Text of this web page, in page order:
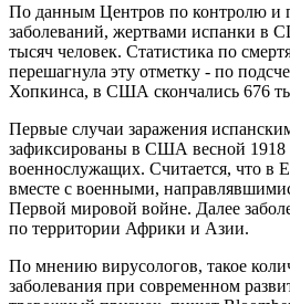
По данным Центров по контролю и
заболеваний, жертвами испанки в
тысяч человек. Статистика по
перешагнула эту отметку - по
Хопкинса, в США скончались 676
Первые случаи заражения
зафиксированы в США весной 1918
военнослужащих. Считается, что в
вместе с военными,
Первой мировой войне. Далее
по территории Африки и Азии.
По мнению вирусологов, такое
заболевания при современном